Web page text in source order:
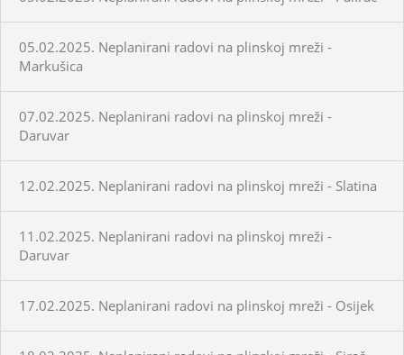
05.02.2025. Neplanirani radovi na plinskoj mreži -
Markušica
07.02.2025. Neplanirani radovi na plinskoj mreži -
Daruvar
12.02.2025. Neplanirani radovi na plinskoj mreži - Slatina
11.02.2025. Neplanirani radovi na plinskoj mreži -
Daruvar
17.02.2025. Neplanirani radovi na plinskoj mreži - Osijek